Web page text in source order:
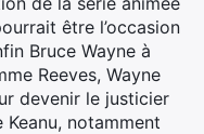
être l’occasion
Bruce Wayne à
Reeves, Wayne
devenir le justicier
Keanu, notamment